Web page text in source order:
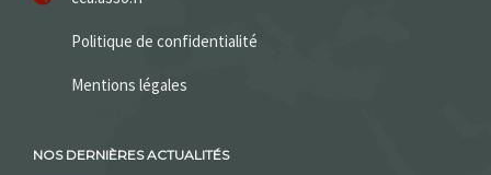
Politique de confidentialité
Mentions légales
NOS DERNIÈRES ACTUALITÉS